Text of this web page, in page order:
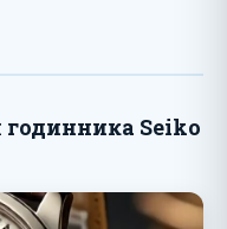
годинника Seiko